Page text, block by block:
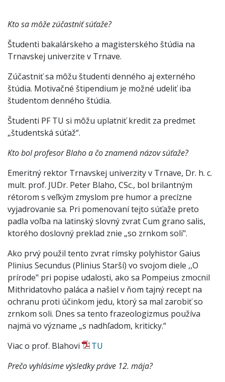
Kto sa môže zúčastniť súťaže?
Študenti bakalárskeho a magisterského štúdia na
Trnavskej univerzite v Trnave.
Zúčastniť sa môžu študenti denného aj externého
štúdia. Motivačné štipendium je možné udeliť iba
študentom denného štúdia.
Študenti PF TU si môžu uplatniť kredit za predmet
„študentská súťaž“.
Kto bol profesor Blaho a čo znamená názov súťaže?
Emeritný rektor Trnavskej univerzity v Trnave, Dr. h. c.
mult. prof. JUDr. Peter Blaho, CSc., bol brilantným
rétorom s veľkým zmyslom pre humor a precízne
vyjadrovanie sa. Pri pomenovaní tejto súťaže preto
padla voľba na latinský slovný zvrat Cum grano salis,
ktorého doslovný preklad znie „so zrnkom soli".
Ako prvý použil tento zvrat rímsky polyhistor Gaius
Plinius Secundus (Plinius Starší) vo svojom diele ,,O
prírode" pri popise udalosti, ako sa Pompeius zmocnil
Mithridatovho paláca a našiel v ňom tajný recept na
ochranu proti účinkom jedu, ktorý sa mal zarobiť so
zrnkom soli. Dnes sa tento frazeologizmus používa
najmä vo význame „s nadhľadom, kriticky.“
Viac o prof. Blahovi
TU
Prečo vyhlásime výsledky práve 12. mája?